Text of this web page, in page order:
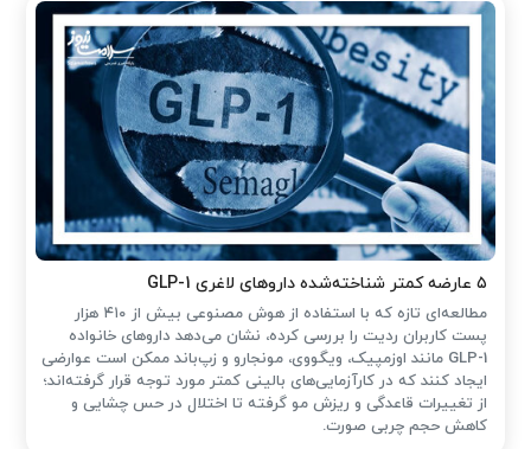
۵ عارضه کمتر شناخته‌شده داروهای لاغری GLP-1
مطالعه‌ای تازه که با استفاده از هوش مصنوعی بیش از ۴۱۰ هزار
پست کاربران ردیت را بررسی کرده، نشان می‌دهد داروهای خانواده
GLP-1 مانند اوزمپیک، ویگووی، مونجارو و زپ‌باند ممکن است عوارضی
ایجاد کنند که در کارآزمایی‌های بالینی کمتر مورد توجه قرار گرفته‌اند؛
از تغییرات قاعدگی و ریزش مو گرفته تا اختلال در حس چشایی و
کاهش حجم چربی صورت.